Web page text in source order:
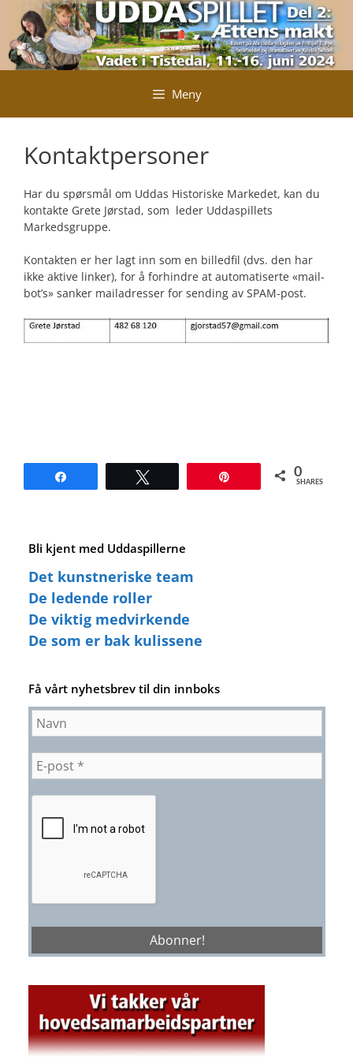
innhold
Meny
Kontaktpersoner
Har du spørsmål om Uddas Historiske Markedet, kan du
kontakte Grete Jørstad, som leder Uddaspillets
Markedsgruppe.
Kontakten er her lagt inn som en billedfil (dvs. den har
ikke aktive linker), for å forhindre at automatiserte «mail-
bot’s» sanker mailadresser for sending av SPAM-post.
0
SHARES
Bli kjent med Uddaspillerne
Det kunstneriske team
De ledende roller
De viktig medvirkende
De som er bak kulissene
Få vårt nyhetsbrev til din innboks